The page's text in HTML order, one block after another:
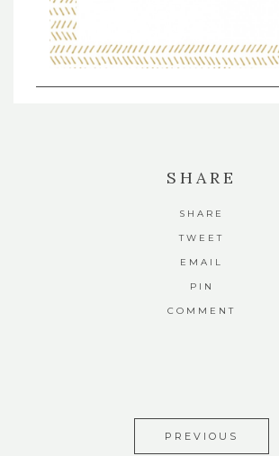
SHARE
SHARE
TWEET
EMAIL
PIN
COMMENT
PREVIOUS